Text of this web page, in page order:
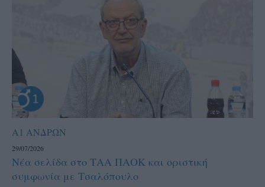
Α1 ΑΝΔΡΩΝ
29/07/2026
Νέα σελίδα στο ΤΑΑ ΠΑΟΚ και οριστική
συμφωνία με Τσαλόπουλο